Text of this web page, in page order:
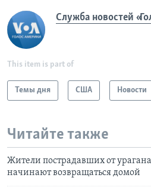
Служба новостей
This item is part of
Темы дня США Новости
Читайте также
Жители пострадавших от
начинают возвращаться домой